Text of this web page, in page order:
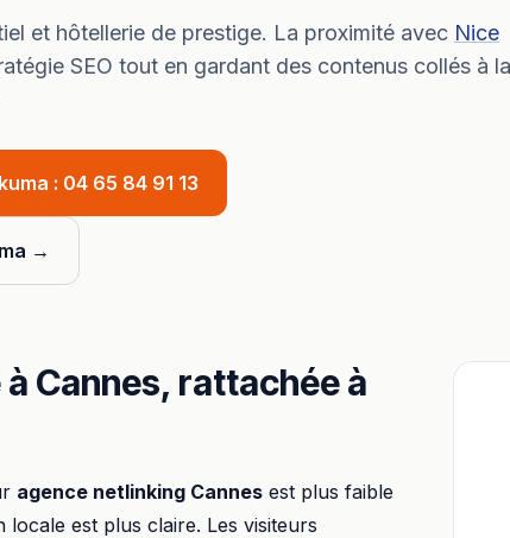
et hôtellerie de prestige. La proximité avec Nice
SEO tout en gardant des contenus collés à la
: 04 65 84 91 13
→
Cannes, rattachée à
agence netlinking Cannes est plus faible
locale est plus claire. Les visiteurs